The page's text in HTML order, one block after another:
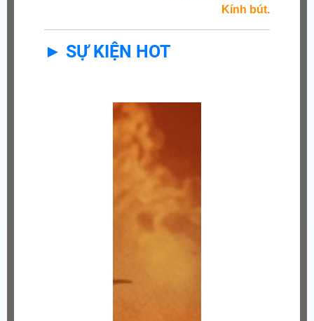
Kính bút.
► SỰ KIỆN HOT